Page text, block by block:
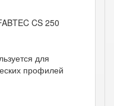
CS 250
для
профилей